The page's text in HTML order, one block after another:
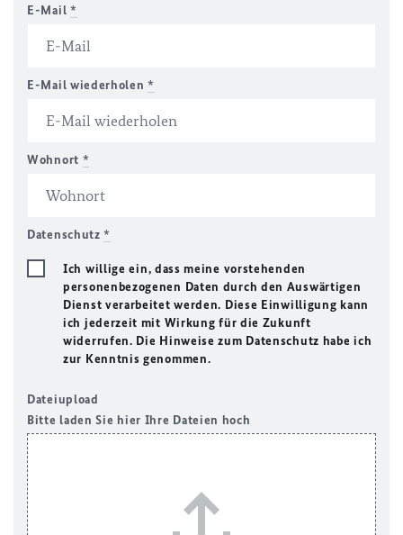
E-Mail *
E-Mail wiederholen*
Wohnort *
Datenschutz*
Ich willige ein, dass meine vorstehenden
personenbezogenen Daten durch den Auswärtigen
Dienst verarbeitet werden. Diese Einwilligung kann
ich jederzeit mit Wirkung für die Zukunft
widerrufen. Die Hinweise zum Datenschutz habe ich
zur Kenntnis genommen.
Dateiupload
Bitte laden Sie hier Ihre Dateien hoch